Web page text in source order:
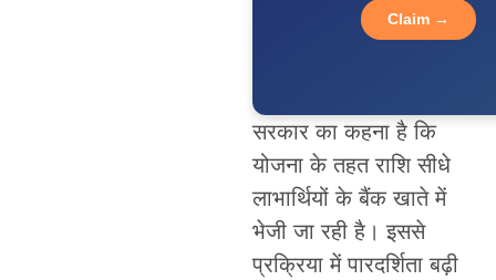
Claim →
सरकार का कहना है कि
योजना के तहत राशि सीधे
लाभार्थियों के बैंक खाते में
भेजी जा रही है। इससे
प्रक्रिया में पारदर्शिता बढ़ी